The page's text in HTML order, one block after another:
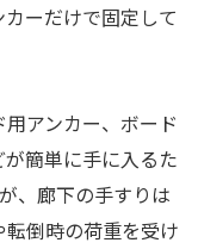
ーだけで固定して
アンカー、ボード
簡単に手に入るた
、廊下の手すりは
倒時の荷重を受け